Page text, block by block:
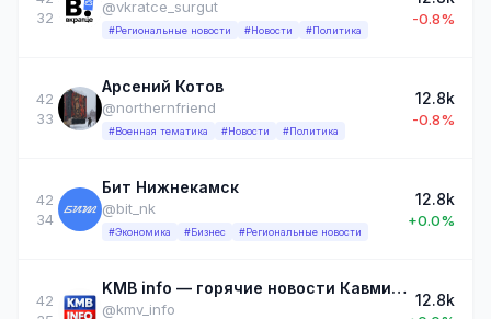
32
@vkratce_surgut
#Региональные новости #Новости #Политика
-0.8%
42
33
Арсений Котов
@northernfriend
#Военная тематика #Новости #Политика
12.8k
-0.8%
42
34
Бит Нижнекамск
@bit_nk
#Экономика #Бизнес #Региональные новости
12.8k
+0.0%
42
KMB info — горячие новости Кавминвод и Ставрополья
@kmv_info
12.8k